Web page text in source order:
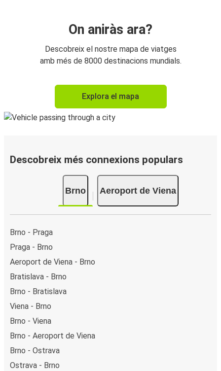
On aniràs ara?
Descobreix el nostre mapa de viatges
amb més de 8000 destinacions mundials.
Explora el mapa
Descobreix més connexions populars
Brno Aeroport de Viena
Brno - Praga
Praga - Brno
Aeroport de Viena - Brno
Bratislava - Brno
Brno - Bratislava
Viena - Brno
Brno - Viena
Brno - Aeroport de Viena
Brno - Ostrava
Ostrava - Brno